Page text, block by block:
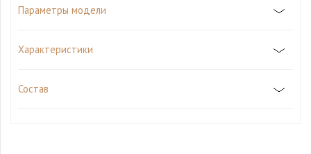
Параметры модели
Характеристики
Состав